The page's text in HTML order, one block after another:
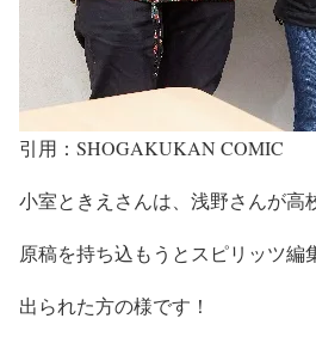
引用：SHOGAKUKAN COMIC
小室ときえさんは、浅野さんが高
原稿を持ち込もうとスピリッツ編
出られた方の様です！